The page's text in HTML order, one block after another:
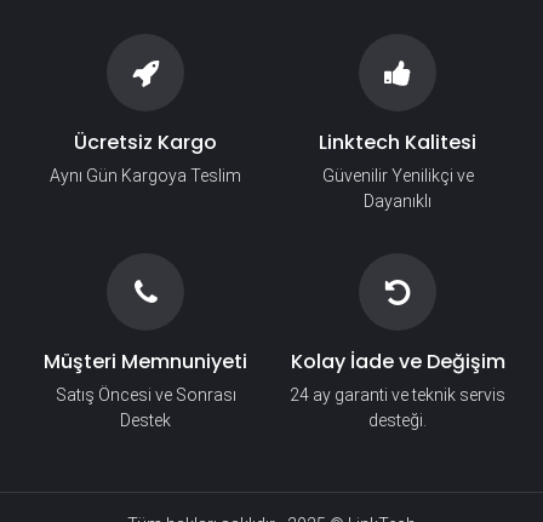
Ücretsiz Kargo
Aynı Gün Kargoya Teslim
Linktech Kalitesi
Güvenilir Yenilikçi ve
Dayanıklı
Müşteri Memnuniyeti
Satış Öncesi ve Sonrası
Destek
Kolay İade ve Değişim
24 ay garanti ve teknik servis
desteği.